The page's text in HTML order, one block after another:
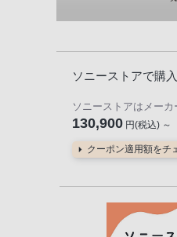
ソニーストアで購
ソニーストアはメーカ
130,900 円(税込) ～
クーポン適用額をチ